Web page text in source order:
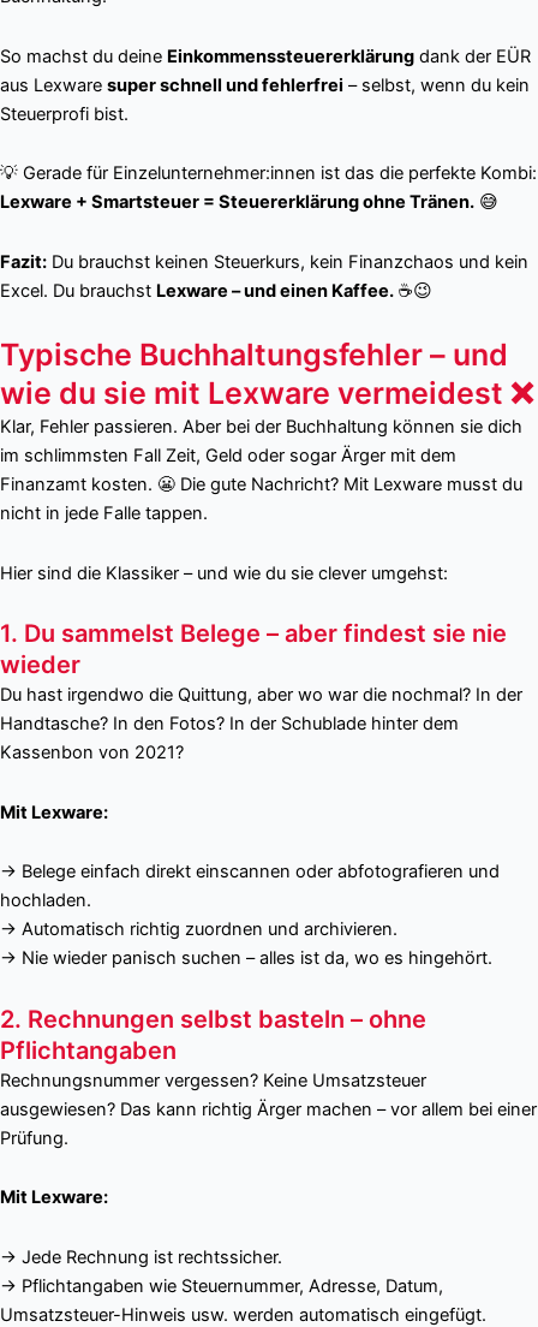
So machst du deine Einkommenssteuererklärung dank der EÜR
aus Lexware super schnell und fehlerfrei – selbst, wenn du kein
Steuerprofi bist.
💡 Gerade für Einzelunternehmer:innen ist das die perfekte Kombi:
Lexware + Smartsteuer = Steuererklärung ohne Tränen. 😅
Fazit: Du brauchst keinen Steuerkurs, kein Finanzchaos und kein
Excel. Du brauchst Lexware – und einen Kaffee. ☕😉
Typische Buchhaltungsfehler – und
wie du sie mit Lexware vermeidest ❌
Klar, Fehler passieren. Aber bei der Buchhaltung können sie dich
im schlimmsten Fall Zeit, Geld oder sogar Ärger mit dem
Finanzamt kosten. 😬 Die gute Nachricht? Mit Lexware musst du
nicht in jede Falle tappen.
Hier sind die Klassiker – und wie du sie clever umgehst:
1. Du sammelst Belege – aber findest sie nie
wieder
Du hast irgendwo die Quittung, aber wo war die nochmal? In der
Handtasche? In den Fotos? In der Schublade hinter dem
Kassenbon von 2021?
Mit Lexware:
→ Belege einfach direkt einscannen oder abfotografieren und
hochladen.
→ Automatisch richtig zuordnen und archivieren.
→ Nie wieder panisch suchen – alles ist da, wo es hingehört.
2. Rechnungen selbst basteln – ohne
Pflichtangaben
Rechnungsnummer vergessen? Keine Umsatzsteuer
ausgewiesen? Das kann richtig Ärger machen – vor allem bei einer
Prüfung.
Mit Lexware:
→ Jede Rechnung ist rechtssicher.
→ Pflichtangaben wie Steuernummer, Adresse, Datum,
Umsatzsteuer-Hinweis usw. werden automatisch eingefügt.